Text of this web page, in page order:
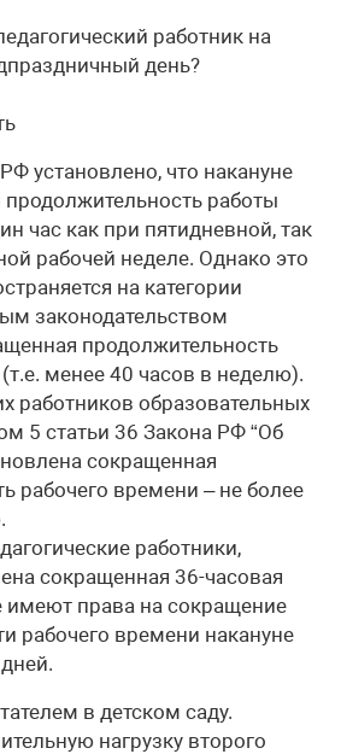
работник на
день?
установлено, что накануне
работы
час как при пятидневной, так
рабочей неделе. Однако это
на категории
законодательством
продолжительность
менее 40 часов в неделю).
работников образовательных
5 статьи 36 Закона РФ “Об
сокращенная
рабочего времени – не более
работники,
сокращенная 36-часовая
имеют права на сокращение
рабочего времени накануне
в детском саду.
нагрузку второго